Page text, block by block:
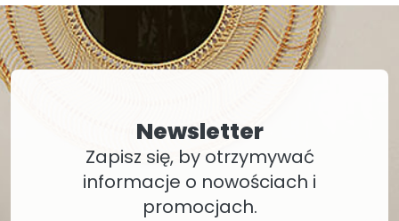
Newsletter
Zapisz się, by otrzymywać
informacje o nowościach i
promocjach.